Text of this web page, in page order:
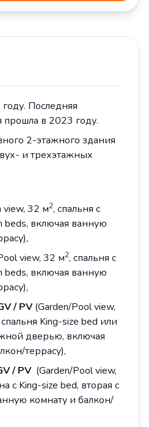
Последняя
прошла в 2023 году.
2-этажного здания
и трехэтажных
view, 32 м2, спальня с
beds, включая ванную
view, 32 м2, спальня с
beds, включая ванную
/ PV (Garden/Pool view,
King-size bed или
дверью, включая
террасу),
/ PV (Garden/Pool view,
с King-size bed, вторая с
комнату и балкон/